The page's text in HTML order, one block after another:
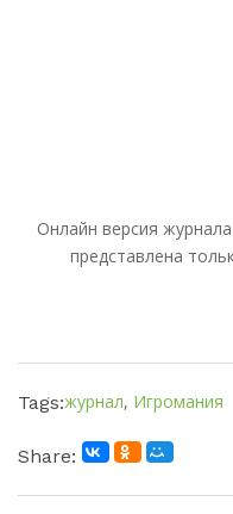
Онлайн версия журнала
представлена
Tags:журнал, Игромания
Share: